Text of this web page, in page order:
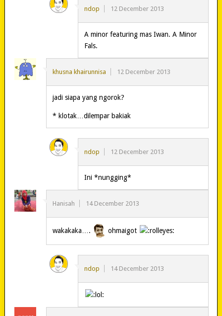
ndop 12 December 2013
A minor featuring mas Iwan. A Minor
Fals.
khusna khairunnisa 12 December 2013
jadi siapa yang ngorok?
* klotak…dilempar bakiak
ndop 12 December 2013
Ini *nungging*
Hanisah 14 December 2013
wakakaka…. ohmaigot
ndop 14 December 2013